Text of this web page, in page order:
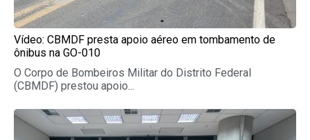
Vídeo: CBMDF presta apoio aéreo em tombamento de
ônibus na GO-010
O Corpo de Bombeiros Militar do Distrito Federal
(CBMDF) prestou apoio...